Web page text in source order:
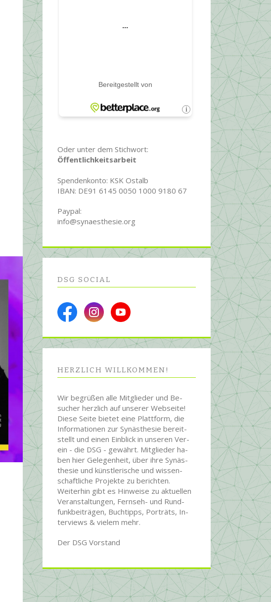
Oder unter dem Stichwort:
Öffentlichkeitsarbeit
Spendenkonto: KSK Ostalb
IBAN: DE91 6145 0050 1000 9180 67
Paypal:
info@synaesthesie.org
DSG SOCIAL
HERZLICH WILL­KOMMEN!
Wir begrüßen alle Mit­glie­der und Be­
sucher herz­lich auf unserer Web­seite!
Diese Seite bietet eine Platt­form, die
Infor­ma­tionen zur Syn­äs­the­sie be­reit­
stellt und einen Ein­blick in unseren Ver­
ein - die DSG - ge­währt. Mit­glie­der ha­
ben hier Ge­le­gen­heit, über ihre Syn­äs­
the­sie und künst­le­rische und wissen­
schaft­liche Pro­jekte zu be­rich­ten.
Wei­ter­hin gibt es Hin­wei­se zu ak­tu­ellen
Ver­an­stal­tun­gen, Fern­seh- und Rund­
funk­bei­trägen, Buch­tipps, Por­träts, In­
ter­views & vielem mehr.
Der DSG Vorstand